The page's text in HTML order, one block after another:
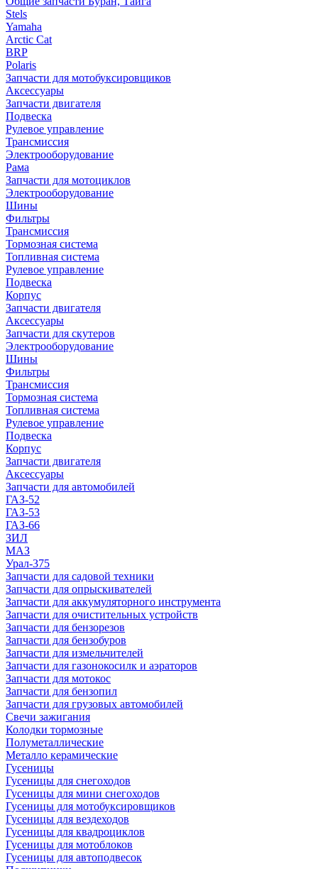
Stels
Yamaha
Arctic Cat
BRP
Polaris
Запчасти для мотобуксировщиков
Аксессуары
Запчасти двигателя
Подвеска
Рулевое управление
Трансмиссия
Электрооборудование
Рама
Запчасти для мотоциклов
Электрооборудование
Шины
Фильтры
Трансмиссия
Тормозная система
Топливная система
Рулевое управление
Подвеска
Корпус
Запчасти двигателя
Аксессуары
Запчасти для скутеров
Электрооборудование
Шины
Фильтры
Трансмиссия
Тормозная система
Топливная система
Рулевое управление
Подвеска
Корпус
Запчасти двигателя
Аксессуары
Запчасти для автомобилей
ГАЗ-52
ГАЗ-53
ГАЗ-66
ЗИЛ
МАЗ
Урал-375
Запчасти для садовой техники
Запчасти для опрыскивателей
Запчасти для аккумуляторного инструмента
Запчасти для очистительных устройств
Запчасти для бензорезов
Запчасти для бензобуров
Запчасти для измельчителей
Запчасти для газонокосилк и аэраторов
Запчасти для мотокос
Запчасти для бензопил
Запчасти для грузовых автомобилей
Свечи зажигания
Колодки тормозные
Полуметаллические
Металло керамические
Гусеницы
Гусеницы для снегоходов
Гусеницы для мини снегоходов
Гусеницы для мотобуксировщиков
Гусеницы для вездеходов
Гусеницы для квадроциклов
Гусеницы для мотоблоков
Гусеницы для автоподвесок